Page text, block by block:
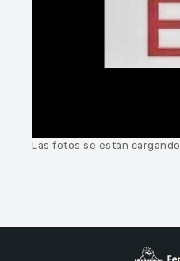
Las fotos se están cargando.